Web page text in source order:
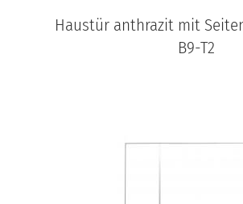
Haustür anthrazit mit
B9-T2